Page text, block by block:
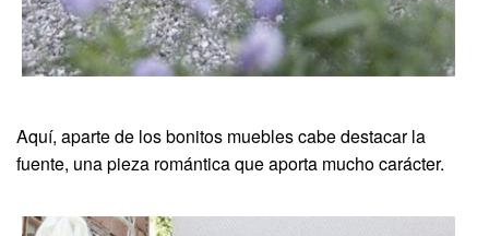
Aquí, aparte de los bonitos muebles cabe destacar la
fuente, una pieza romántica que aporta mucho carácter.